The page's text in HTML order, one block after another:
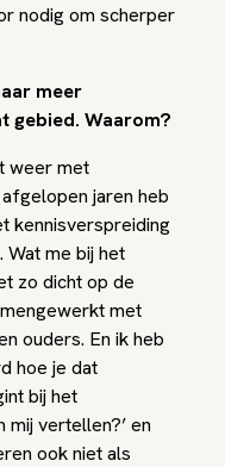
nodig om scherper
meer
gebied. Waarom?
weer met
jaren heb
kennisverspreiding
Wat me bij het
zo dicht op de
met
ouders. En ik heb
hoe je dat
bij het
mij vertellen?’ en
ook niet als